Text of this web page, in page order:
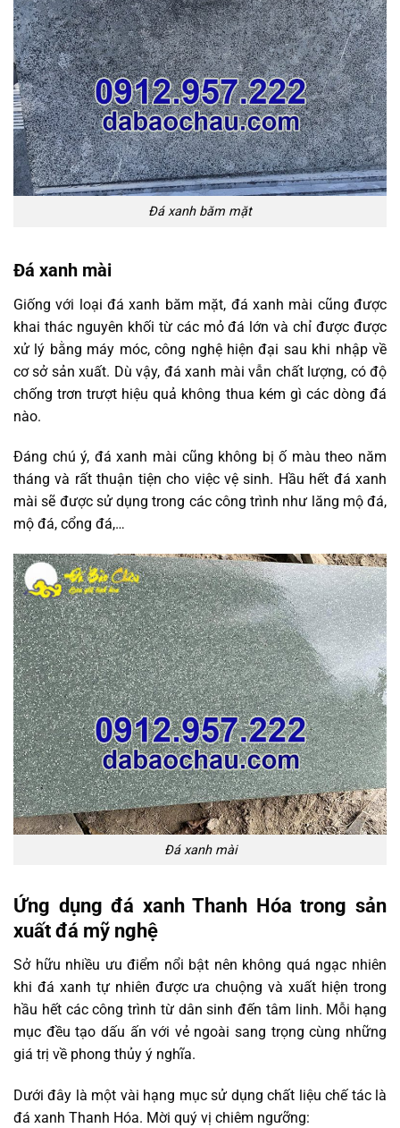
Đá xanh băm mặt
Đá xanh mài
Giống với loại đá xanh băm mặt, đá xanh mài cũng được
khai thác nguyên khối từ các mỏ đá lớn và chỉ được được
xử lý bằng máy móc, công nghệ hiện đại sau khi nhập về
cơ sở sản xuất. Dù vậy, đá xanh mài vẫn chất lượng, có độ
chống trơn trượt hiệu quả không thua kém gì các dòng đá
nào.
Đáng chú ý, đá xanh mài cũng không bị ố màu theo năm
tháng và rất thuận tiện cho việc vệ sinh. Hầu hết đá xanh
mài sẽ được sử dụng trong các công trình như lăng mộ đá,
mộ đá, cổng đá,…
Đá xanh mài
Ứng dụng đá xanh Thanh Hóa trong sản
xuất đá mỹ nghệ
Sở hữu nhiều ưu điểm nổi bật nên không quá ngạc nhiên
khi đá xanh tự nhiên được ưa chuộng và xuất hiện trong
hầu hết các công trình từ dân sinh đến tâm linh. Mỗi hạng
mục đều tạo dấu ấn với vẻ ngoài sang trọng cùng những
giá trị về phong thủy ý nghĩa.
Dưới đây là một vài hạng mục sử dụng chất liệu chế tác là
đá xanh Thanh Hóa. Mời quý vị chiêm ngưỡng: